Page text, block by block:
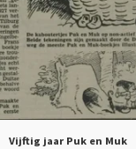
Vijftig jaar Puk en Muk